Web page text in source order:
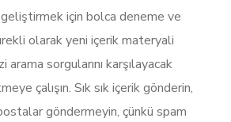
geliştirmek için bolca deneme ve
olarak yeni içerik materyali
sorgularını karşılayacak
çalışın. Sık sık içerik gönderin,
göndermeyin, çünkü spam